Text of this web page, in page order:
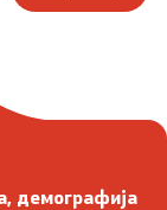
демографија